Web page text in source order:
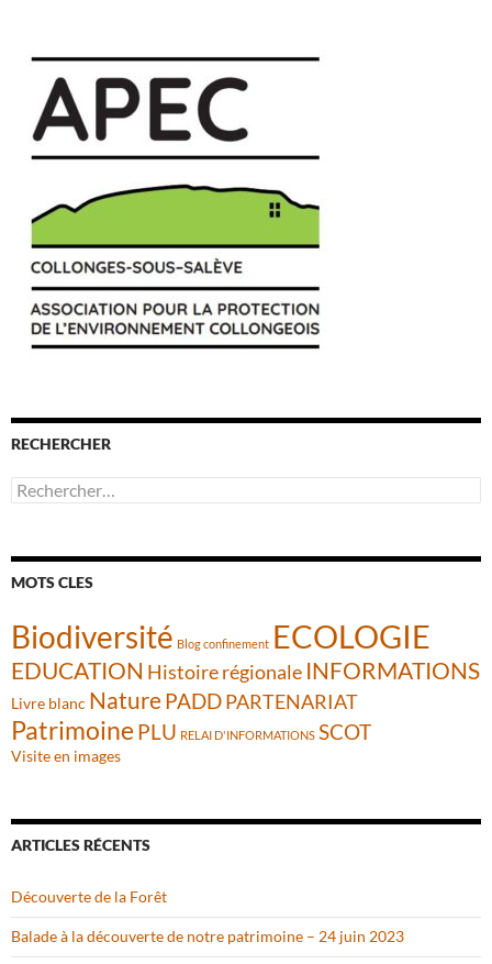
RECHERCHER
Rechercher :
MOTS CLES
Biodiversité Blog confinement ECOLOGIE
EDUCATION Histoire régionale INFORMATIONS
Livre blanc NaturePADDPARTENARIAT
Patrimoine PLU RELAI D'INFORMATIONS SCOT
Visite en images
ARTICLES RÉCENTS
Découverte de la Forêt
Balade à la découverte de notre patrimoine – 24 juin 2023